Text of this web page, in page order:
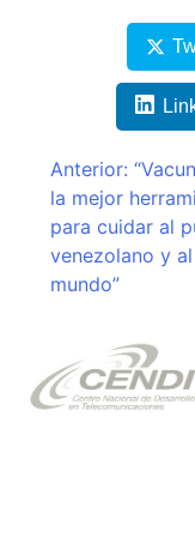
de
entradas
Anterior:
la mejor
para cuidar al
venezolano y al
mundo”